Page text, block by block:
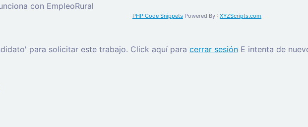
con EmpleoRural
PHP Code Snippets Powered By : XYZScripts.com
para solicitar este trabajo. Click aquí para cerrar sesión E intenta de